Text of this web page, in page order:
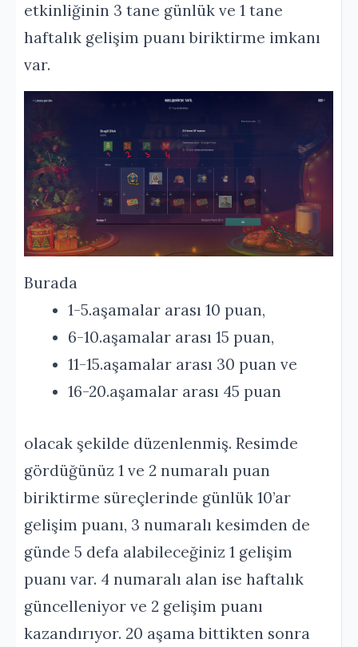
etkinliğinin 3 tane günlük ve 1 tane
haftalık gelişim puanı biriktirme imkanı
var.
Burada
1-5.aşamalar arası 10 puan,
6-10.aşamalar arası 15 puan,
11-15.aşamalar arası 30 puan ve
16-20.aşamalar arası 45 puan
olacak şekilde düzenlenmiş. Resimde
gördüğünüz 1 ve 2 numaralı puan
biriktirme süreçlerinde günlük 10’ar
gelişim puanı, 3 numaralı kesimden de
günde 5 defa alabileceğiniz 1 gelişim
puanı var. 4 numaralı alan ise haftalık
güncelleniyor ve 2 gelişim puanı
kazandırıyor. 20 aşama bittikten sonra